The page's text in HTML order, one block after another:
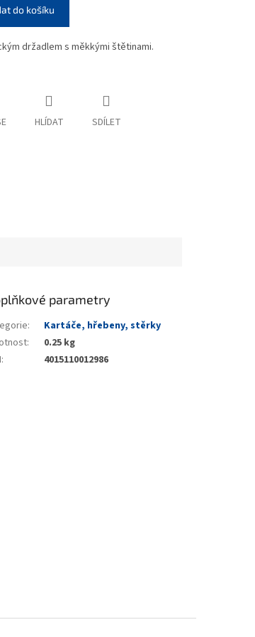
do košíku
držadlem s měkkými štětinami.
HLÍDAT SDÍLET
parametry
:
Kartáče, hřebeny, stěrky
:
0.25 kg
: 4015110012986